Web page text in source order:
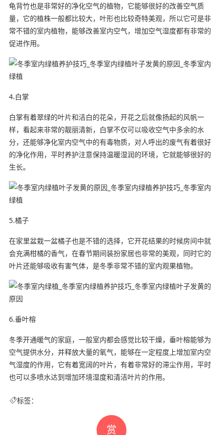
龟背竹也是非常好的净化空气的植物，它能够很好的改善空气质
量，它的植株一般都比较大，叶形也比较奇特美观，所以它可是非
常不错的室内植物，能够改善室内空气，增加空气湿度都有非常的
促进作用。
4.白掌
白掌有着翠绿的叶片和洁白的花朵，开花之后就像扬起的风帆一
样，看起来非常的靓丽清新，白掌不仅可以吸收空气中多余的水
分，还能够净化室内空气中的有毒物质，对人呼出的废气有着很好
的净化作用，平时养护注意保持温暖湿润的环境，它就能够很好的
生长。
5.橘子
在家里盆栽一盆橘子也是不错的选择，它开花结果的时候房间中就
会充满柑橘的香气，在春节期间装扮家居也非常的美观，同时它的
叶片还能够吸收有害气体，是冬季非常不错的室内观果植物。
6.垂叶榕
冬季开通暖气的家庭，一般室内都会感觉比较干燥，垂叶榕能够为
空气提供水分，并释放大量的氧气，能够在一定程度上增加室内空
气湿度的作用，它有着宽阔的叶片，有着非常好的滞尘作用，平时
也可以多喷水达到增加环境湿度和清洁叶片的作用。
标签：
赏